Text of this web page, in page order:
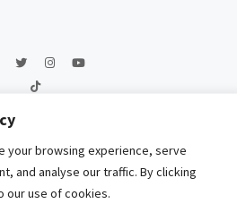
your browsing experience, serve
and analyse our traffic. By clicking
our use of cookies.
Copyright © 2026 Lumi United
Technology Co., Ltd. All Rights
Reserved.